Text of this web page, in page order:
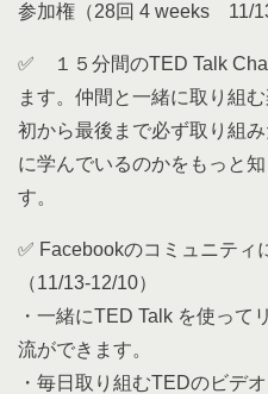
参加権（28回 4 weeks
✅ １５分間のTED Talk
ます。仲間と一緒に取り組
初から最後まで必ず取り組
に学んでいるのかをもっと
す。
✅ Facebookのコミュニティ
（11/13-12/10）
・一緒にTED Talk を使って
流ができます。
・毎日取り組むTEDのビデ